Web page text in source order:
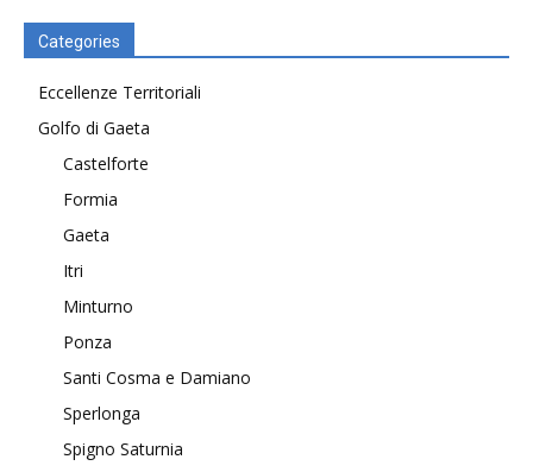
Categories
Eccellenze Territoriali
Golfo di Gaeta
Castelforte
Formia
Gaeta
Itri
Minturno
Ponza
Santi Cosma e Damiano
Sperlonga
Spigno Saturnia